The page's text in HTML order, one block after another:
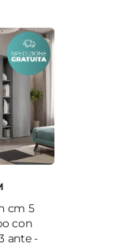
cm 5
con
ante -